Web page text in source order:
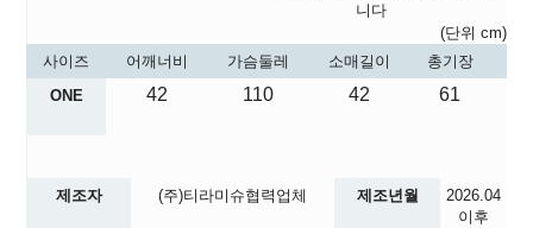
니다
(단위 cm)
사이즈
어깨너비 가슴둘레 소매길이
총기장
ONE
42 110 42 61
제조자 (주)티라미슈협력업체 제조년월
2026.04
이후